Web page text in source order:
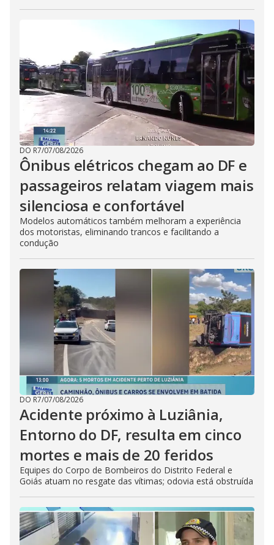
DO R7/07/08/2026
Ônibus elétricos chegam ao DF e
passageiros relatam viagem mais
silenciosa e confortável
Modelos automáticos também melhoram a experiência
dos motoristas, eliminando trancos e facilitando a
condução
DO R7/07/08/2026
Acidente próximo à Luziânia,
Entorno do DF, resulta em cinco
mortes e mais de 20 feridos
Equipes do Corpo de Bombeiros do Distrito Federal e
Goiás atuam no resgate das vítimas; odovia está obstruída